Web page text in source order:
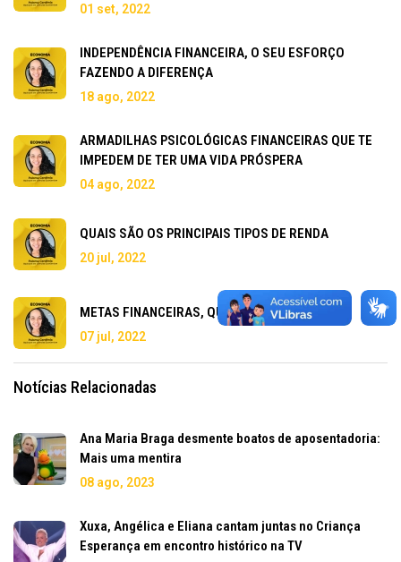
01 set, 2022
INDEPENDÊNCIA FINANCEIRA, O SEU ESFORÇO
FAZENDO A DIFERENÇA
18 ago, 2022
ARMADILHAS PSICOLÓGICAS FINANCEIRAS QUE TE
IMPEDEM DE TER UMA VIDA PRÓSPERA
04 ago, 2022
QUAIS SÃO OS PRINCIPAIS TIPOS DE RENDA
20 jul, 2022
METAS FINANCEIRAS, QUAIS SÃO AS SUAS?
07 jul, 2022
Notícias Relacionadas
Ana Maria Braga desmente boatos de aposentadoria:
Mais uma mentira
08 ago, 2023
Xuxa, Angélica e Eliana cantam juntas no Criança
Esperança em encontro histórico na TV